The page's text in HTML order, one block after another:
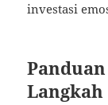
investasi